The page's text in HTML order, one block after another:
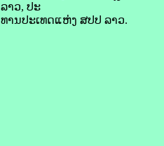
ລາວ, ປະ
ທານປະເທດແຫ່ງ ສປປ ລາວ.